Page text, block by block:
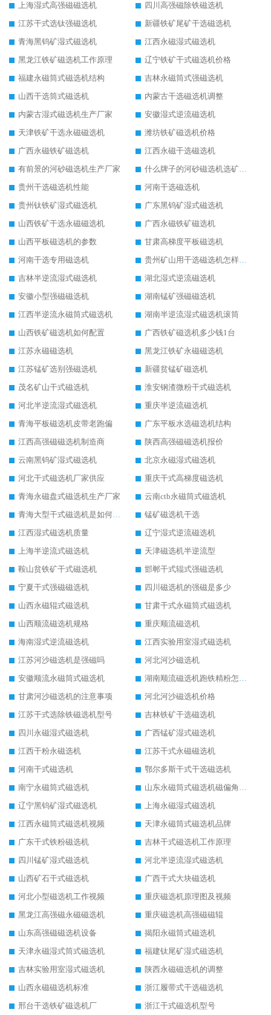
上海湿式高强磁磁选机
四川高强磁除铁磁选机
江苏干式选钛强磁选机
新疆铁矿尾矿干选磁选机
青海黑钨矿湿式磁选机
江西永磁湿式磁选机
黑龙江铁矿磁选机工作原理
辽宁铁矿干式磁选机价格
福建永磁筒式磁选机结构
吉林永磁筒式强磁选机
山西干选筒式磁选机
内蒙古干选磁选机调整
内蒙古湿式磁选机生产厂家
安徽湿式逆流磁选机
天津铁矿干选永磁磁选机
潍坊铁矿磁选机价格
广西永磁铁矿磁选机
江西永磁干选磁选机
有前景的河砂磁选机生产厂家
什么牌子的河砂磁选机选矿效果好
贵州干选磁选机性能
河南干选磁选机
贵州钛铁矿湿式磁选机
广东黑钨矿湿式磁选机
山西铁矿干选永磁磁选机
广西永磁铁矿磁选机
山西平板磁选机的参数
甘肃高梯度平板磁选机
河南干选专用磁选机
贵州矿山用干选磁选机怎样调磁
吉林半逆流湿式磁选机
湖北湿式逆流磁选机
安徽小型强磁磁选机
湖南锰矿强磁磁选机
江西半逆流永磁筒式磁选机
湖南半逆流湿式磁选机滚筒
山西铁矿磁选机如何配置
广西铁矿磁选机多少钱1台
江苏永磁磁选机
黑龙江铁矿永磁磁选机
江苏锰矿选别强磁选机
新疆贫锰矿磁选机
茂名矿山干式磁选机
淮安钢渣微粉干式磁选机
河北半逆流湿式磁选机
重庆半逆流磁选机
青海平板磁选机皮带老跑偏
广东平板水选磁选机结构
江西高强磁磁选机制造商
陕西高强磁磁选机报价
云南黑钨矿湿式磁选机
北京永磁湿式磁选机
河北干式磁选机厂家供应
重庆干式高梯度磁选机
青海永磁盘式磁选机生产厂家
云南ctb永磁筒式磁选机
青海大型干式磁选机是如何选矿的
锰矿磁选机干选
江西湿式磁选机质量
辽宁湿式逆流磁选机
上海半逆流式磁选机
天津磁选机半逆流型
鞍山贫铁矿干式磁选机
邯郸干式辊式强磁选机
宁夏干式强磁磁选机
四川磁选机的强磁是多少
山西永磁辊式磁选机
甘肃干式永磁筒式磁选机
山西顺流磁选机规格
重庆顺流磁选机
海南湿式逆流磁选机
江西实验用室湿式磁选机
江苏河沙磁选机是强磁吗
河北河沙磁选机
安徽顺流永磁筒式磁选机
湖南顺流磁选机跑铁精粉怎么处理
甘肃河沙磁选机的注意事项
河北河沙磁选机价格
江苏干式选除铁磁选机型号
吉林铁矿干选磁选机
四川永磁湿式磁选机
广西锰矿湿式磁选机
江西干粉永磁选机
江苏干式永磁磁选机
河南干式磁选机
鄂尔多斯干式干选磁选机
南宁永磁筒式磁选机
山东永磁筒式磁选机磁偏角怎么调整
辽宁黑钨矿湿式磁选机
上海永磁湿式磁选机
江西永磁筒式磁选机视频
天津永磁筒式磁选机品牌
广东干式铁粉磁选机
吉林干式磁选机工作原理
四川锰矿湿式磁选机
河北半逆流湿式磁选机
山西矿石干式磁选机
广西干式大块磁选机
河北小型磁选机工作视频
重庆磁选机原理图及视频
黑龙江高强磁永磁磁选机
重庆磁选机高强磁磁辊
山东高强磁磁选机设备
揭阳永磁筒式磁选机
天津永磁湿式筒式磁选机
福建钛尾矿湿式磁选机
吉林实验用室湿式磁选机
陕西永磁磁选机的调整
山西永磁磁选机标准
浙江履带式干选磁选机
邢台干选铁矿磁选机厂
浙江干式磁选机型号